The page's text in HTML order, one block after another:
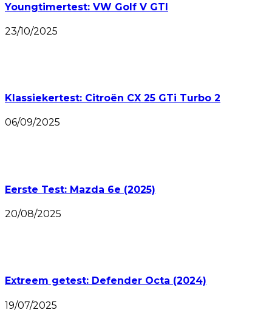
Youngtimertest: VW Golf V GTI
23/10/2025
Klassiekertest: Citroën CX 25 GTi Turbo 2
06/09/2025
Eerste Test: Mazda 6e (2025)
20/08/2025
Extreem getest: Defender Octa (2024)
19/07/2025